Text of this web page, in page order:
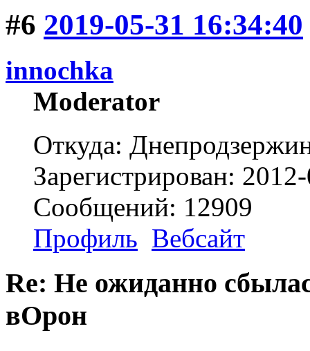
#6 2019-05-31 16:34:40
innochka
Moderator
Откуда:
Зарегистрирован:
Сообщений: 12909
Профиль Вебсайт
Re: Не ожиданно
вОрон